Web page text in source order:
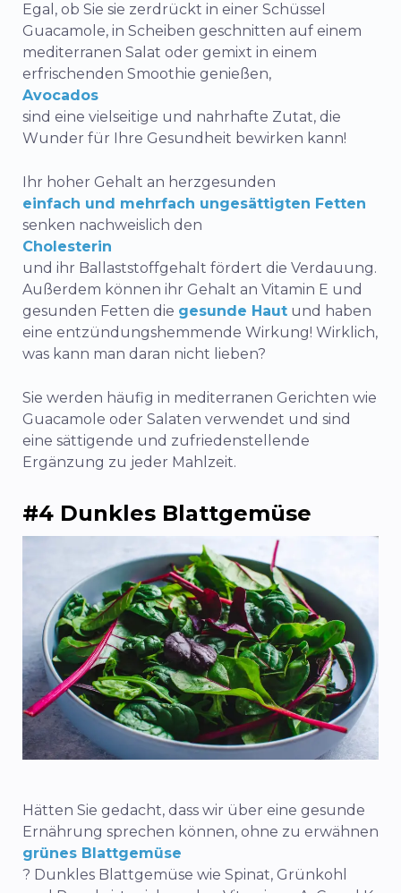
Egal, ob Sie sie zerdrückt in einer Schüssel
Guacamole, in Scheiben geschnitten auf einem
mediterranen Salat oder gemixt in einem
erfrischenden Smoothie genießen,
Avocados
sind eine vielseitige und nahrhafte Zutat, die
Wunder für Ihre Gesundheit bewirken kann!
Ihr hoher Gehalt an herzgesunden
einfach und mehrfach ungesättigten Fetten
senken nachweislich den
Cholesterin
und ihr Ballaststoffgehalt fördert die Verdauung.
Außerdem können ihr Gehalt an Vitamin E und
gesunden Fetten die gesunde Haut und haben
eine entzündungshemmende Wirkung! Wirklich,
was kann man daran nicht lieben?
Sie werden häufig in mediterranen Gerichten wie
Guacamole oder Salaten verwendet und sind
eine sättigende und zufriedenstellende
Ergänzung zu jeder Mahlzeit.
#4 Dunkles Blattgemüse
Hätten Sie gedacht, dass wir über eine gesunde
Ernährung sprechen können, ohne zu erwähnen
grünes Blattgemüse
? Dunkles Blattgemüse wie Spinat, Grünkohl